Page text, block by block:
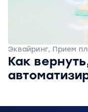
Эквайринг, Прием
Как